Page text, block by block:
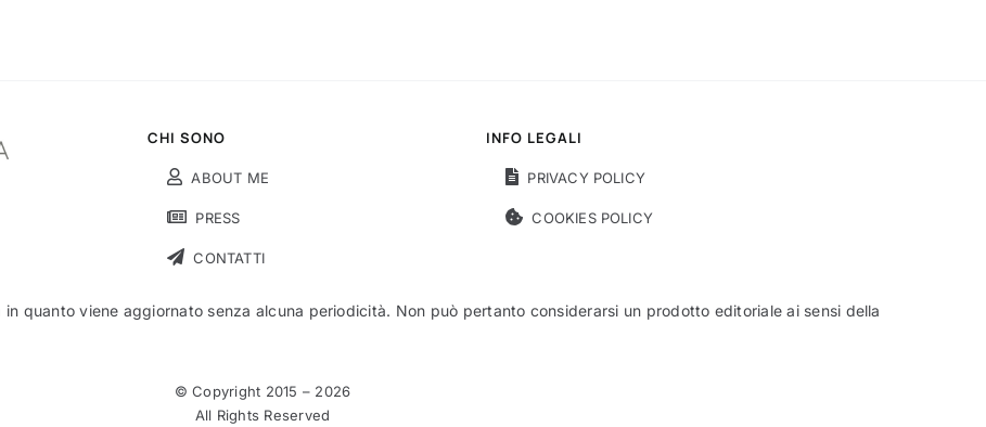
CHI SONO
ABOUT ME
PRESS
CONTATTI
INFO LEGALI
PRIVACY POLICY
COOKIES POLICY
quanto viene aggiornato senza alcuna periodicità. Non può pertanto considerarsi un prodotto editoriale ai sensi della
© Copyright 2015 – 2026
All Rights Reserved